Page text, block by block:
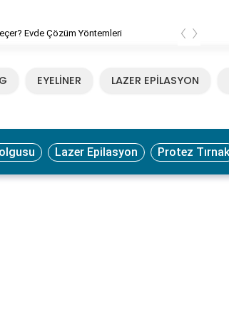
Evde Çözüm Yöntemleri ‹ ›
EYELİNER LAZER EPİLASYON
Lazer Epilasyon Protez Tırnak